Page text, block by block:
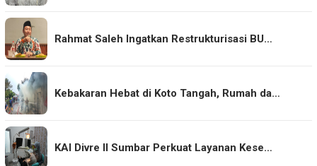
Rahmat Saleh Ingatkan Restrukturisasi BU…
Kebakaran Hebat di Koto Tangah, Rumah da…
KAI Divre II Sumbar Perkuat Layanan Kese…